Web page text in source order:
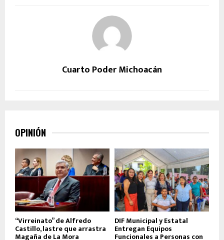
Cuarto Poder Michoacán
OPINIÓN
“Virreinato” de Alfredo
Castillo, lastre que arrastra
Magaña de La Mora
DIF Municipal y Estatal
Entregan Equipos
Funcionales a Personas con